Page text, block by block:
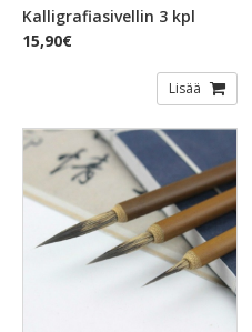
Kalligrafiasivellin 3 kpl
15,90€
Lisää